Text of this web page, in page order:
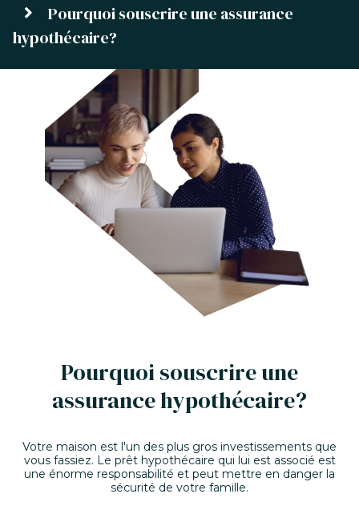
Pourquoi souscrire une assurance
hypothécaire?
Pourquoi souscrire une
assurance hypothécaire?
Votre maison est l'un des plus gros investissements que
vous fassiez. Le prêt hypothécaire qui lui est associé est
une énorme responsabilité et peut mettre en danger la
sécurité de votre famille.